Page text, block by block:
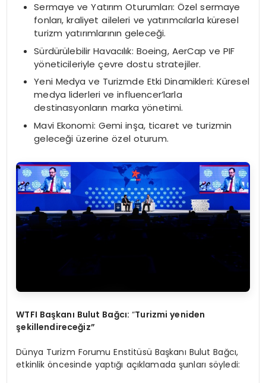
Sermaye ve Yatırım Oturumları: Özel sermaye
fonları, kraliyet aileleri ve yatırımcılarla küresel
turizm yatırımlarının geleceği.
Sürdürülebilir Havacılık: Boeing, AerCap ve PIF
yöneticileriyle çevre dostu stratejiler.
Yeni Medya ve Turizmde Etki Dinamikleri: Küresel
medya liderleri ve influencer’larla
destinasyonların marka yönetimi.
Mavi Ekonomi: Gemi inşa, ticaret ve turizmin
geleceği üzerine özel oturum.
WTFI Başkanı Bulut Bağcı:“Turizmi yeniden
şekillendireceğiz”
Dünya Turizm Forumu Enstitüsü Başkanı Bulut Bağcı,
etkinlik öncesinde yaptığı açıklamada şunları söyledi: